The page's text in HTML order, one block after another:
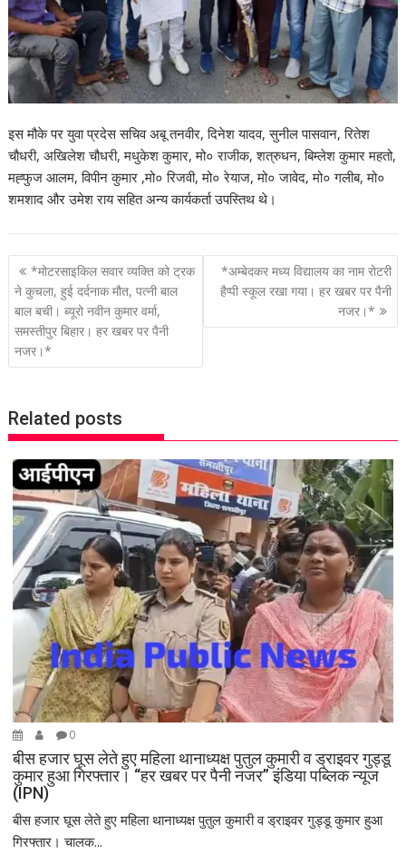
इस मौके पर युवा प्रदेस सचिव अबू तनवीर, दिनेश यादव, सुनील पासवान, रितेश
चौधरी, अखिलेश चौधरी, मधुकेश कुमार, मो० राजीक, शत्रुधन, बिम्लेश कुमार महतो,
मह्फुज आलम, विपीन कुमार ,मो० रिजवी, मो० रेयाज, मो० जावेद, मो० गलीब, मो०
शमशाद और उमेश राय सहित अन्य कार्यकर्ता उपस्तिथ थे।
P
o
s
t
n
v
i
g
a
t
i
o
n
*मोटरसाइकिल सवार व्यक्ति को ट्रक
ने कुचला, हुई दर्दनाक मौत, पत्नी बाल
बाल बची। ब्यूरो नवीन कुमार वर्मा,
समस्तीपुर बिहार। हर खबर पर पैनी
नजर।*
*अम्बेदकर मध्य विद्यालय का नाम रोटरी
हैप्पी स्कूल रखा गया। हर खबर पर पैनी
नजर।*
Related posts
0
बीस हजार घूस लेते हुए महिला थानाध्यक्ष पुतुल कुमारी व ड्राइवर गुड्डू
कुमार हुआ गिरफ्तार। “हर खबर पर पैनी नजर” इंडिया पब्लिक न्यूज
(IPN)
बीस हजार घूस लेते हुए महिला थानाध्यक्ष पुतुल कुमारी व ड्राइवर गुड्डू कुमार हुआ
गिरफ्तार। चालक...